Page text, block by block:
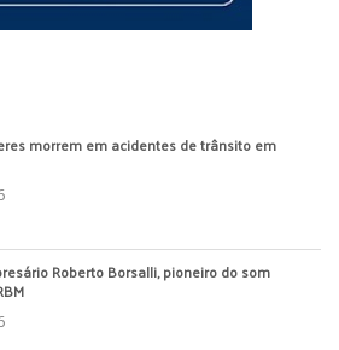
morrem em acidentes de trânsito em
Roberto Borsalli, pioneiro do som